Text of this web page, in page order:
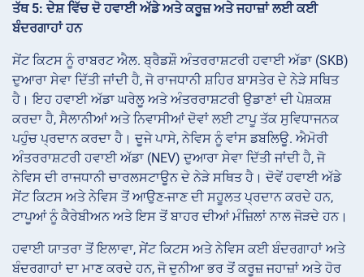
ਤੱਥ 5: ਦੇਸ਼ ਵਿੱਚ ਦੋ ਹਵਾਈ ਅੱਡੇ ਅਤੇ ਕਰੂਜ਼ ਅਤੇ ਜਹਾਜ਼ਾਂ ਲਈ ਕਈ
ਬੰਦਰਗਾਹਾਂ ਹਨ
ਸੇਂਟ ਕਿਟਸ ਨੂੰ ਰਾਬਰਟ ਐਲ. ਬ੍ਰੈਡਸ਼ੌ ਅੰਤਰਰਾਸ਼ਟਰੀ ਹਵਾਈ ਅੱਡਾ (SKB)
ਦੁਆਰਾ ਸੇਵਾ ਦਿੱਤੀ ਜਾਂਦੀ ਹੈ, ਜੋ ਰਾਜਧਾਨੀ ਸ਼ਹਿਰ ਬਾਸਤੇਰ ਦੇ ਨੇੜੇ ਸਥਿਤ
ਹੈ। ਇਹ ਹਵਾਈ ਅੱਡਾ ਘਰੇਲੂ ਅਤੇ ਅੰਤਰਰਾਸ਼ਟਰੀ ਉਡਾਣਾਂ ਦੀ ਪੇਸ਼ਕਸ਼
ਕਰਦਾ ਹੈ, ਸੈਲਾਨੀਆਂ ਅਤੇ ਨਿਵਾਸੀਆਂ ਦੋਵਾਂ ਲਈ ਟਾਪੂ ਤੱਕ ਸੁਵਿਧਾਜਨਕ
ਪਹੁੰਚ ਪ੍ਰਦਾਨ ਕਰਦਾ ਹੈ। ਦੂਜੇ ਪਾਸੇ, ਨੇਵਿਸ ਨੂੰ ਵਾਂਸ ਡਬਲਿਊ. ਐਮੋਰੀ
ਅੰਤਰਰਾਸ਼ਟਰੀ ਹਵਾਈ ਅੱਡਾ (NEV) ਦੁਆਰਾ ਸੇਵਾ ਦਿੱਤੀ ਜਾਂਦੀ ਹੈ, ਜੋ
ਨੇਵਿਸ ਦੀ ਰਾਜਧਾਨੀ ਚਾਰਲਸਟਾਊਨ ਦੇ ਨੇੜੇ ਸਥਿਤ ਹੈ। ਦੋਵੇਂ ਹਵਾਈ ਅੱਡੇ
ਸੇਂਟ ਕਿਟਸ ਅਤੇ ਨੇਵਿਸ ਤੋਂ ਆਉਣ-ਜਾਣ ਦੀ ਸਹੂਲਤ ਪ੍ਰਦਾਨ ਕਰਦੇ ਹਨ,
ਟਾਪੂਆਂ ਨੂੰ ਕੈਰੇਬੀਅਨ ਅਤੇ ਇਸ ਤੋਂ ਬਾਹਰ ਦੀਆਂ ਮੰਜ਼ਿਲਾਂ ਨਾਲ ਜੋੜਦੇ ਹਨ।
ਹਵਾਈ ਯਾਤਰਾ ਤੋਂ ਇਲਾਵਾ, ਸੇਂਟ ਕਿਟਸ ਅਤੇ ਨੇਵਿਸ ਕਈ ਬੰਦਰਗਾਹਾਂ ਅਤੇ
ਬੰਦਰਗਾਹਾਂ ਦਾ ਮਾਣ ਕਰਦੇ ਹਨ, ਜੋ ਦੁਨੀਆ ਭਰ ਤੋਂ ਕਰੂਜ਼ ਜਹਾਜ਼ਾਂ ਅਤੇ ਹੋਰ